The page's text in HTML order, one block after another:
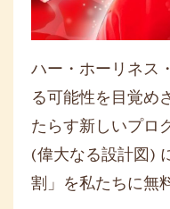
ハー・ホーリネス
る可能性を目覚め
たらす新しいプロ
(偉大なる設計図)
割」を私たちに無